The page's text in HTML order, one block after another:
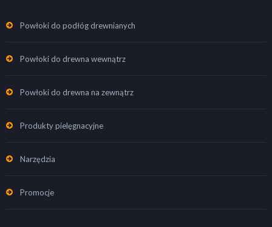
Powłoki do podłóg drewnianych
Powłoki do drewna wewnątrz
Powłoki do drewna na zewnątrz
Produkty pielęgnacyjne
Narzędzia
Promocje